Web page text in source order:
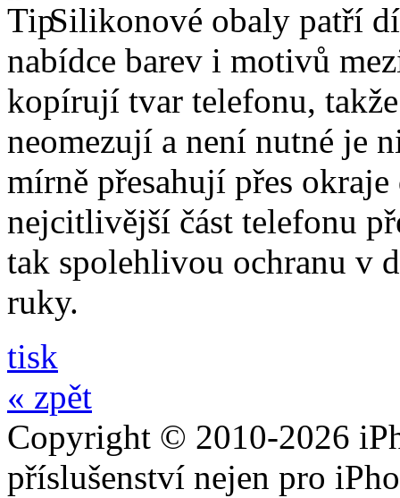
Silikonové obaly patří
nabídce barev i motivů
kopírují tvar telefonu,
neomezují a není nutné je
mírně přesahují přes
nejcitlivější část telefonu
tak spolehlivou ochranu v
ruky.
tisk
« zpět
Copyright © 2010-2026
příslušenství nejen pro